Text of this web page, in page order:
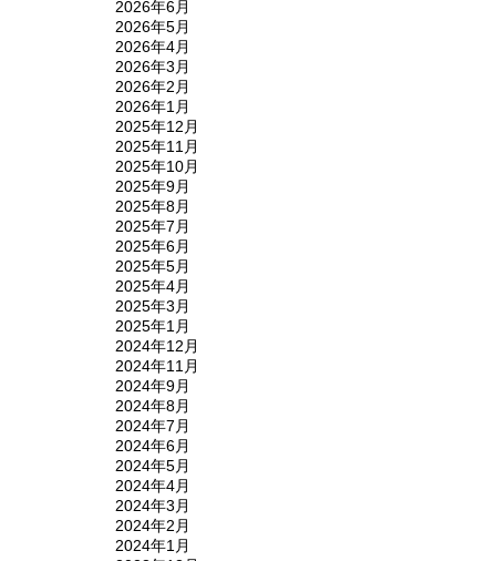
2026年6月
2026年5月
2026年4月
2026年3月
2026年2月
2026年1月
2025年12月
2025年11月
2025年10月
2025年9月
2025年8月
2025年7月
2025年6月
2025年5月
2025年4月
2025年3月
2025年1月
2024年12月
2024年11月
2024年9月
2024年8月
2024年7月
2024年6月
2024年5月
2024年4月
2024年3月
2024年2月
2024年1月